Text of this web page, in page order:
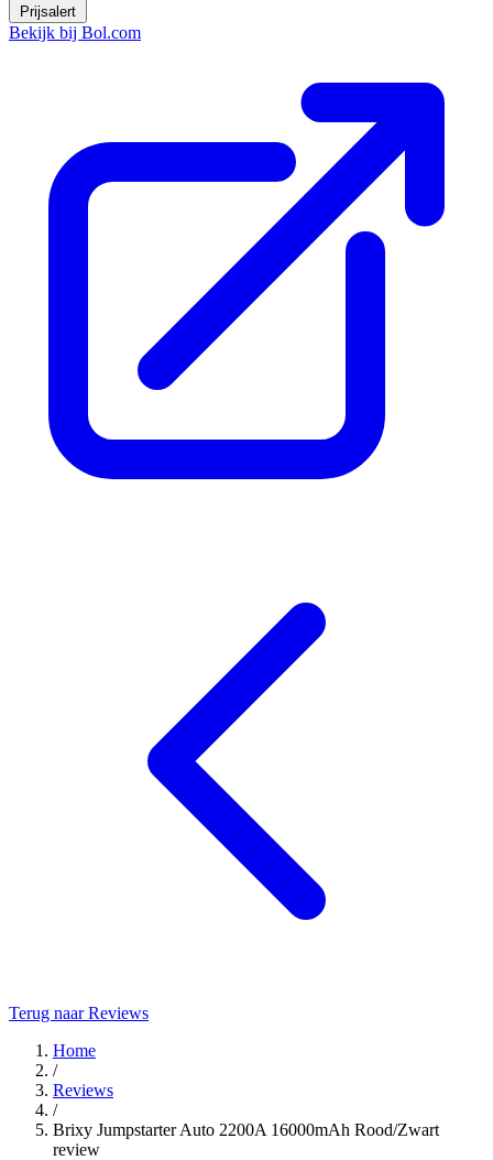
Prijsalert
Bekijk bij Bol.com
Terug naar Reviews
Home
/
Reviews
/
Brixy Jumpstarter Auto 2200A 16000mAh Rood/Zwart
review